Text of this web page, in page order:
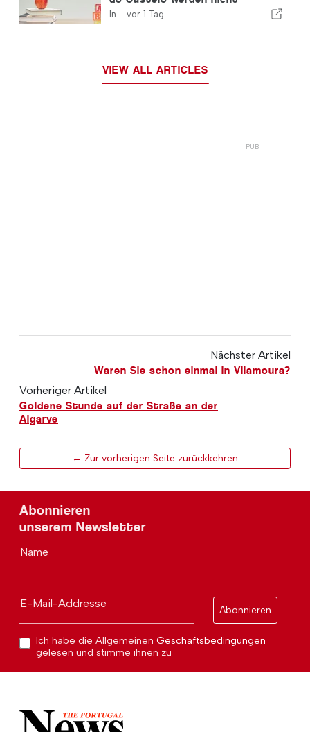
geschlossen
In - vor 1 Tag
VIEW ALL ARTICLES
Nächster Artikel
Waren Sie schon einmal in Vilamoura?
Vorheriger Artikel
Goldene Stunde auf der Straße an der
Algarve
← Zur vorherigen Seite zurückkehren
Abonnieren
unserem Newsletter
Name
E-Mail-Addresse
Abonnieren
Ich habe die Allgemeinen Geschäftsbedingungen
gelesen und stimme ihnen zu